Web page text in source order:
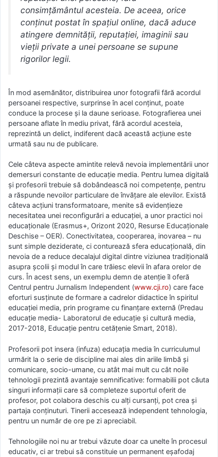
consimțământul acesteia. De aceea, orice
conținut postat în spațiul online, dacă aduce
atingere demnității, reputației, imaginii sau
vieții private a unei persoane se supune
rigorilor legii.
În mod asemănător, distribuirea unor fotografii fără acordul
persoanei respective, surprinse în acel conținut, poate
conduce la procese și la daune serioase. Fotografierea unei
persoane aflate în mediu privat, fără acordul acesteia,
reprezintă un delict, indiferent dacă această acțiune este
urmată sau nu de publicare.
Cele câteva aspecte amintite relevă nevoia implementării unor
demersuri constante de educație media. Pentru lumea digitală
și profesorii trebuie să dobândească noi competențe, pentru
a răspunde nevoilor particulare de învățare ale elevilor. Există
câteva acțiuni transformatoare, menite să evidențieze
necesitatea unei reconfigurări a educației, a unor practici noi
educaționale (Erasmus+, Orizont 2020, Resurse Educaționale
Deschise – OER). Conectivitatea, cooperarea, inovarea – nu
sunt simple deziderate, ci conturează sfera educațională, din
nevoia de a reduce decalajul digital dintre viziunea tradițională
asupra școlii și modul în care trăiesc elevii în afara orelor de
curs. În acest sens, un exemplu demn de atenție îl oferă
Centrul pentru Jurnalism Independent (www.cji.ro) care face
eforturi susținute de formare a cadrelor didactice în spiritul
educației media, prin programe cu finanțare externă (Predau
educație media- Laboratorul de educație și cultură media,
2017-2018, Educație pentru cetățenie Smart, 2018).
Profesorii pot insera (infuza) educația media în curriculumul
urmărit la o serie de discipline mai ales din ariile limbă și
comunicare, socio-umane, cu atât mai mult cu cât noile
tehnologii prezintă avantaje semnificative: formabilii pot căuta
singuri informații care să completeze suportul oferit de
profesor, pot colabora deschis cu alți cursanți, pot crea și
partaja conținuturi. Tinerii accesează independent tehnologia,
pentru un număr de ore pe zi apreciabil.
Tehnologiile noi nu ar trebui văzute doar ca unelte în procesul
educativ, ci ar trebui să constituie un permanent eșafodaj